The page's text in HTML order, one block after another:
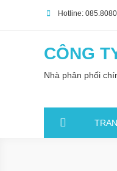
Hotline:
CÔNG
Nhà phân phối